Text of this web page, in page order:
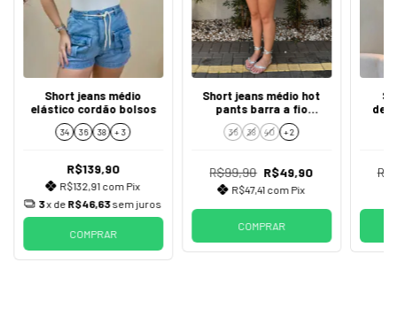
Short jeans médio
elástico cordão bolsos
34 36 38 + 3
R$139,90
R$132,91 com Pix
3x de R$46,63sem juros
COMPRAR
Short jeans médio hot
pants barra a fio
detroyed laterais ozzo
36 38 40 + 2
R$99,90 R$49,90
R$47,41 com Pix
COMPRAR